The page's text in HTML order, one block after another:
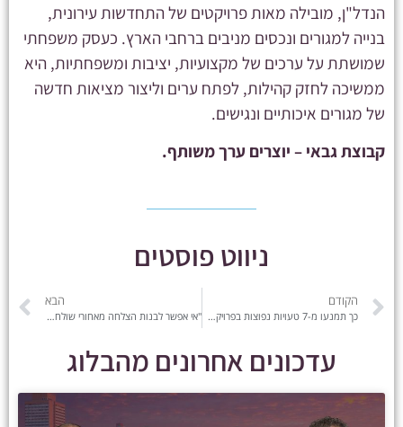
הנדל"ן, מובילה מאות פרויקטים של התחדשות עירונית,
בנייה למגורים ונכסים מניבים ברחבי הארץ. כעסק משפחתי
שמושתת על ערכים של מקצועיות, יציבות ומשפחתיות, היא
ממשיכה לחזק קהילות, לפתח ערים וליצור מציאות חדשה
של מגורים איכותיים ונגישים.
קבוצת גבאי – יוצרים ערך משותף.
ניווט פוסטים
הקודם
כך תמנעו מ-7 טעויות נפוצות בפרויקטים של פינוי־בינוי
הבא
"אי אפשר לבנות הצלחה מאחורי שולחן – היא נוצרת בשטח, בעשייה, עם האנשים עצמם" | צפו באלי גבאי בראיון לערוץ הכלכלה
עדכונים אחרונים מהבלוג